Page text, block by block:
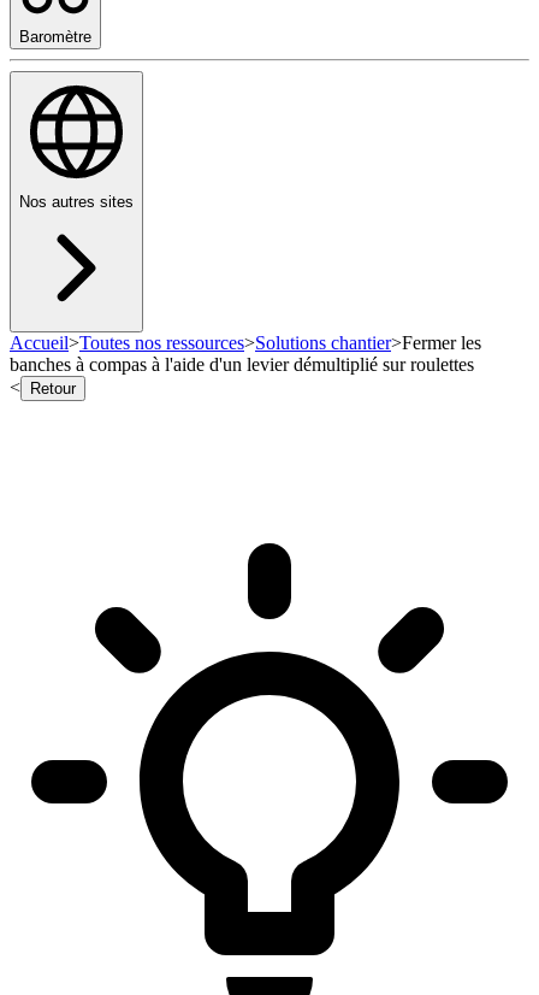
Baromètre
Nos autres sites
Accueil>Toutes nos ressources>Solutions chantier>Fermer les
banches à compas à l'aide d'un levier démultiplié sur roulettes
<
Retour